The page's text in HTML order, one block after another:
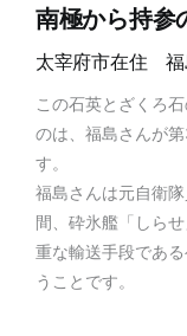
南極から持参
太宰府市在住
この石英とざくろ
のは、福島さんが
す。
福島さんは元自衛
間、砕氷艦「しら
重な輸送手段であ
うことです。